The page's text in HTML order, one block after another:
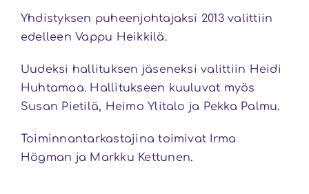
Yhdistyksen puheenjohtajaksi 2013 valittiin
edelleen Vappu Heikkilä.
Uudeksi hallituksen jäseneksi valittiin Heidi
Huhtamaa. Hallitukseen kuuluvat myös
Susan Pietilä, Heimo Ylitalo ja Pekka Palmu.
Toiminnantarkastajina toimivat Irma
Högman ja Markku Kettunen.